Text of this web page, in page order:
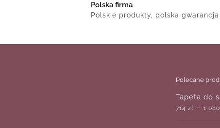
Polska firma
Polskie produkty, polska gwarancja
Polecane
Tapeta do
714 zł – 1,080